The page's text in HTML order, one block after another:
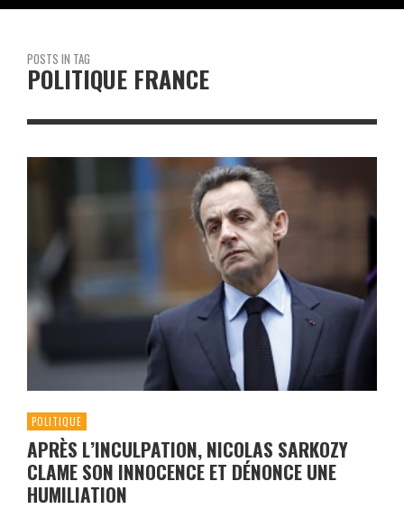
POSTS IN TAG
POLITIQUE FRANCE
POLITIQUE
APRÈS L’INCULPATION, NICOLAS SARKOZY
CLAME SON INNOCENCE ET DÉNONCE UNE
HUMILIATION